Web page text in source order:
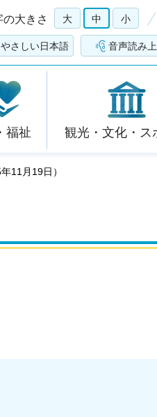
の大きさ 大 中 小
やさしい日本語 音声読み
福祉 観光・文化・ス
11月19日）